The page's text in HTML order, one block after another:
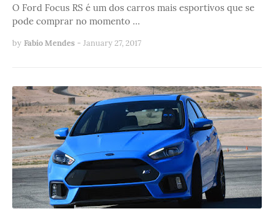
O Ford Focus RS é um dos carros mais esportivos que se
pode comprar no momento …
by Fabio Mendes - January 27, 2017